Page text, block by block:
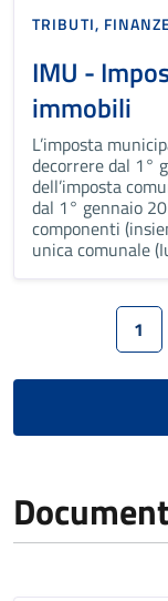
TRIBUTI,
IMU -
immobili
L’imposta
decorrere dal 1°
dell’imposta
dal 1° gennaio
componenti
unica comunale
1